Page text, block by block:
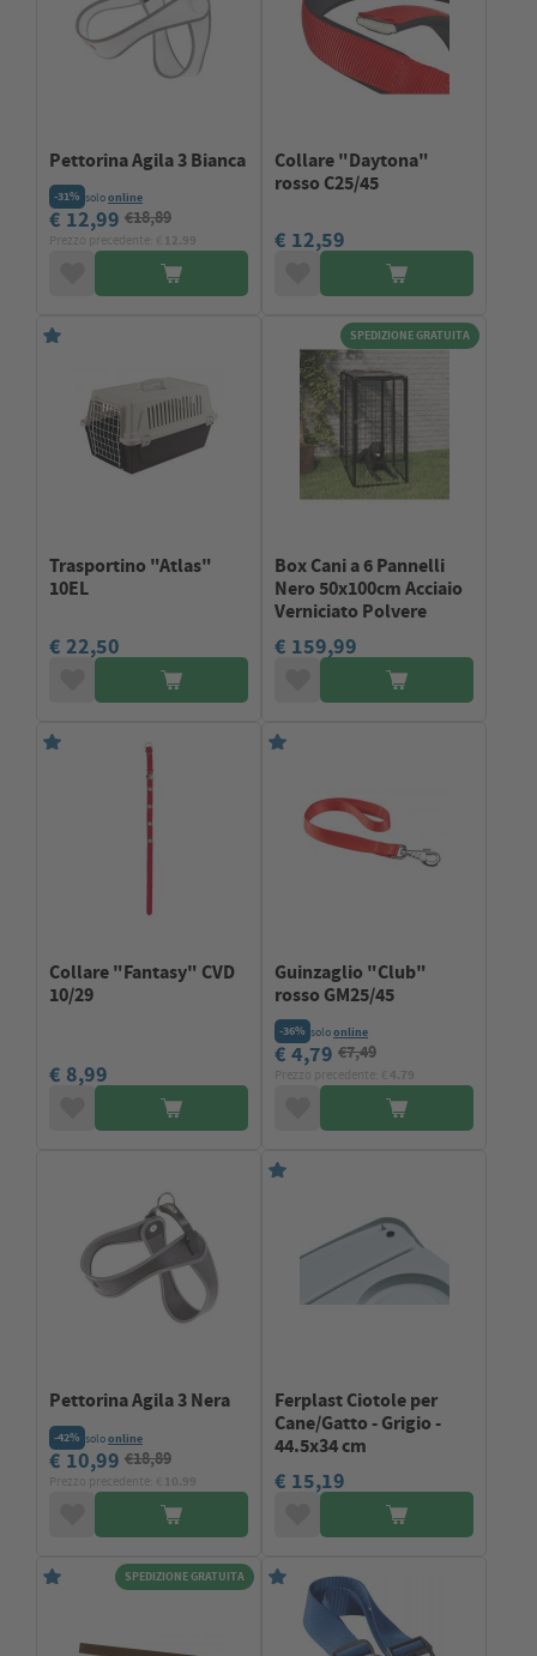
Pettorina Agila 3 Bianca
-31% soloonline
€ 12,99 €18,89
Collare "Daytona"
rosso C25/45
€ 12,59
Trasportino "Atlas"
10EL
€ 22,50
SPEDIZIONE GRATUITA
Box Cani a 6 Pannelli
Nero 50x100cm Acciaio
Verniciato Polvere
€ 159,99
Collare "Fantasy" CVD
10/29
€ 8,99
Guinzaglio "Club"
rosso GM25/45
-36% soloonline
€ 4,79 €7,49
Pettorina Agila 3 Nera
-42% soloonline
€ 10,99 €18,89
Ferplast Ciotole per
Cane/Gatto - Grigio -
44.5x34 cm
€ 15,19
SPEDIZIONE GRATUITA